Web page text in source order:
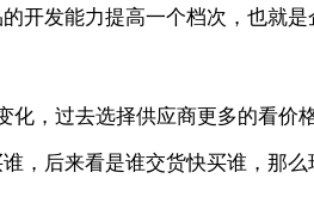
开发能力提高一个档次，也就
化，过去选择供应商更多的看价
，后来看是谁交货快买谁，那